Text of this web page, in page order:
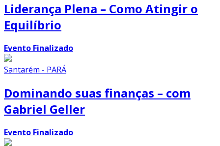
Liderança Plena – Como Atingir o
Equilíbrio
Evento Finalizado
Santarém - PARÁ
Dominando suas finanças – com
Gabriel Geller
Evento Finalizado